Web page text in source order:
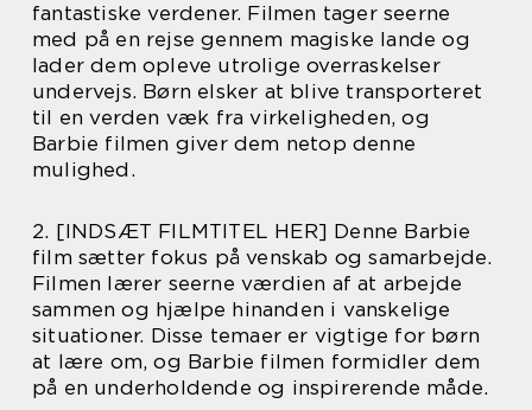
fantastiske verdener. Filmen tager seerne
med på en rejse gennem magiske lande og
lader dem opleve utrolige overraskelser
undervejs. Børn elsker at blive transporteret
til en verden væk fra virkeligheden, og
Barbie filmen giver dem netop denne
mulighed.
2. [INDSÆT FILMTITEL HER] Denne Barbie
film sætter fokus på venskab og samarbejde.
Filmen lærer seerne værdien af at arbejde
sammen og hjælpe hinanden i vanskelige
situationer. Disse temaer er vigtige for børn
at lære om, og Barbie filmen formidler dem
på en underholdende og inspirerende måde.